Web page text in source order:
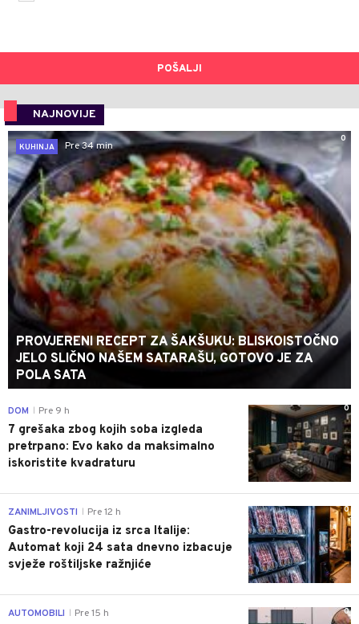
POŠALJI
NAJNOVIJE
0
KUHINJA
Pre 34 min
PROVJERENI RECEPT ZA ŠAKŠUKU: BLISKOISTOČNO
JELO SLIČNO NAŠEM SATARAŠU, GOTOVO JE ZA
POLA SATA
0
DOM Pre 9 h
7 grešaka zbog kojih soba izgleda
pretrpano: Evo kako da maksimalno
iskoristite kvadraturu
0
ZANIMLJIVOSTI Pre 12 h
Gastro-revolucija iz srca Italije:
Automat koji 24 sata dnevno izbacuje
svježe roštiljske ražnjiće
0
AUTOMOBILI Pre 15 h